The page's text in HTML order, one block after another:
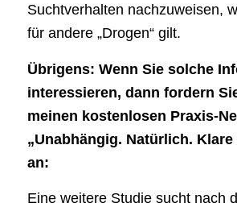
Suchtverhalten nachzuweisen,
für andere „Drogen“ gilt.
Übrigens: Wenn Sie solche
interessieren, dann fordern
meinen kostenlosen Praxis-
„Unabhängig. Natürlich. Klare
an:
Eine weitere Studie sucht nach